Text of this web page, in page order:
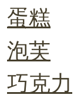
蛋糕
泡芙
巧克力